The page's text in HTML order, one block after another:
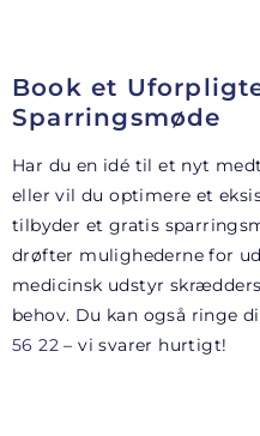
Book et
Sparringsmøde
Har du en idé til et nyt
eller vil du optimere et
tilbyder et gratis
drøfter mulighederne for
medicinsk udstyr
behov. Du kan også ringe
56 22 – vi svarer hurtigt!